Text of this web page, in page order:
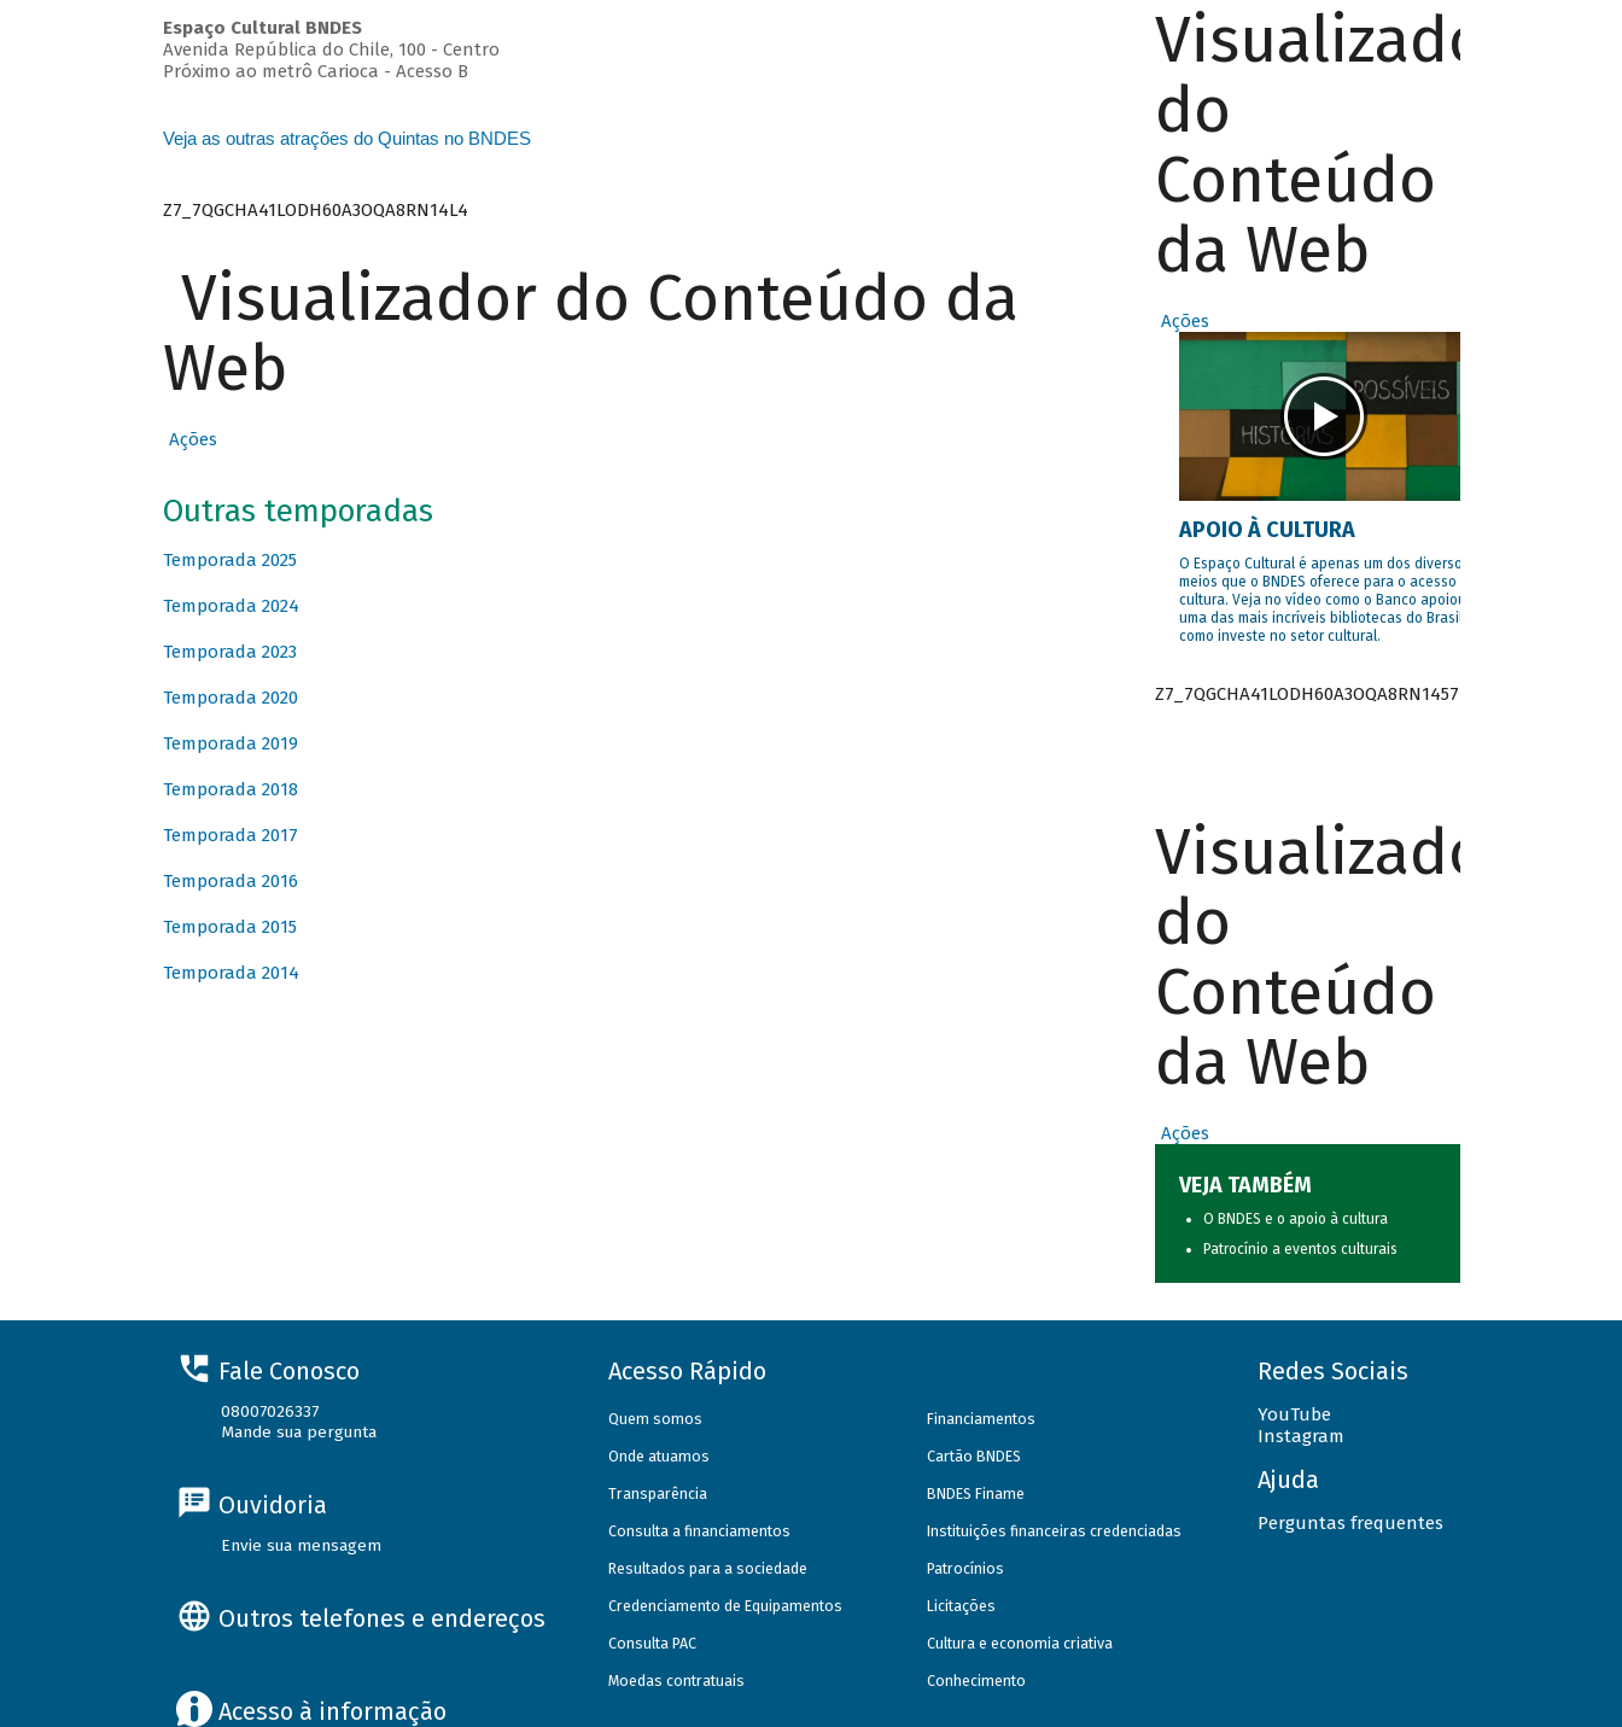
Espaço Cultural BNDES
Avenida República do Chile, 100 - Centro
Próximo ao metrô Carioca - Acesso B
Veja as outras atrações do Quintas no BNDES
Z7_7QGCHA41LODH60A3OQA8RN14L4
Visualizador do Conteúdo da
Web
Ações
Outras temporadas
Temporada 2025
Temporada 2024
Temporada 2023
Temporada 2020
Temporada 2019
Temporada 2018
Temporada 2017
Temporada 2016
Temporada 2015
Temporada 2014
Visualizador
do
Conteúdo
da Web
Ações
APOIO À CULTURA
O Espaço Cultural é apenas um dos diversos
meios que o BNDES oferece para o acesso à
cultura. Veja no vídeo como o Banco apoiou
uma das mais incríveis bibliotecas do Brasil e
como investe no setor cultural.
Z7_7QGCHA41LODH60A3OQA8RN1457
Visualizador
do
Conteúdo
da Web
Ações
VEJA TAMBÉM
O BNDES e o apoio à cultura
Patrocínio a eventos culturais
Fale Conosco
08007026337
Mande sua pergunta
Ouvidoria
Envie sua mensagem
Outros telefones e endereços
Acesso à informação
Acesso Rápido
Quem somos
Onde atuamos
Transparência
Consulta a financiamentos
Resultados para a sociedade
Credenciamento de Equipamentos
Consulta PAC
Moedas contratuais
Financiamentos
Cartão BNDES
BNDES Finame
Instituições financeiras credenciadas
Patrocínios
Licitações
Cultura e economia criativa
Conhecimento
Redes Sociais
YouTube
Instagram
Ajuda
Perguntas frequentes